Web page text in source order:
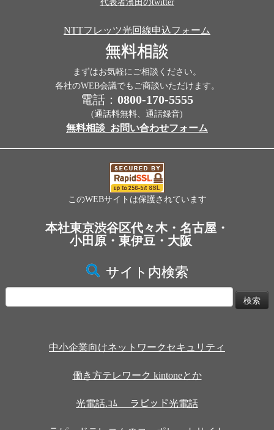
代表者濱田のtwitter
NTTフレッツ光回線申込フォーム
無料相談
まずはお気軽にご相談ください。
各社のWEB会議でもご商談いただけます。
電話： 0800-170-5555
(通話料無料、通話録音)
無料相談_お問い合わせフォーム
このWEBサイトは保護されています
本社東京渋谷区代々木・名古屋・
小田原・東伊豆・大阪
サイト内検索
索:
中小企業向けネットワークセキュリティ
働き方テレワーク kintoneとか
光電話.ｺﾑ ラピッド光電話